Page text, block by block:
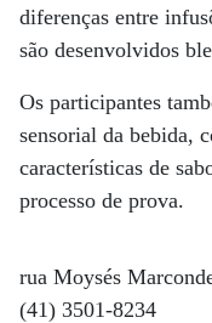
diferenças entre
são desenvolvidos
Os participantes
sensorial da bebida,
características de
processo de prova.
rua Moysés
(41) 3501-8234